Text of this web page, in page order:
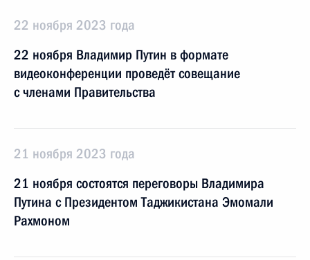
22 ноября 2023 года
22 ноября Владимир Путин в формате
видеоконференции проведёт совещание
с членами Правительства
21 ноября 2023 года
21 ноября состоятся переговоры Владимира
Путина с Президентом Таджикистана Эмомали
Рахмоном